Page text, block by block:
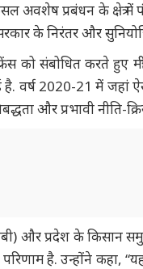
प्रबंधन के क्षेत्र में
के निरंतर और
को संबोधित करते हुए
वर्ष 2020-21 में जहां
और प्रभावी नीति-
और प्रदेश के
है. उन्होंने कहा,